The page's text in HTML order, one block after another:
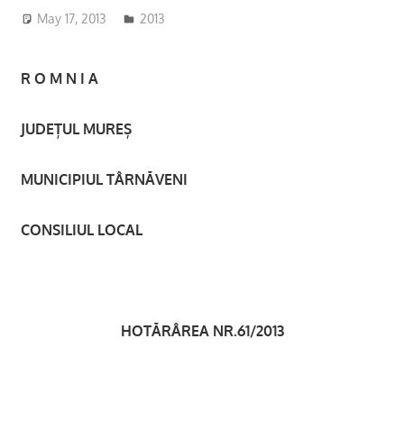
May 17, 2013 2013
R O M N I A
JUDEȚUL MUREȘ
MUNICIPIUL TÂRNĂVENI
CONSILIUL LOCAL
HOTĂRÂREA NR.61/2013